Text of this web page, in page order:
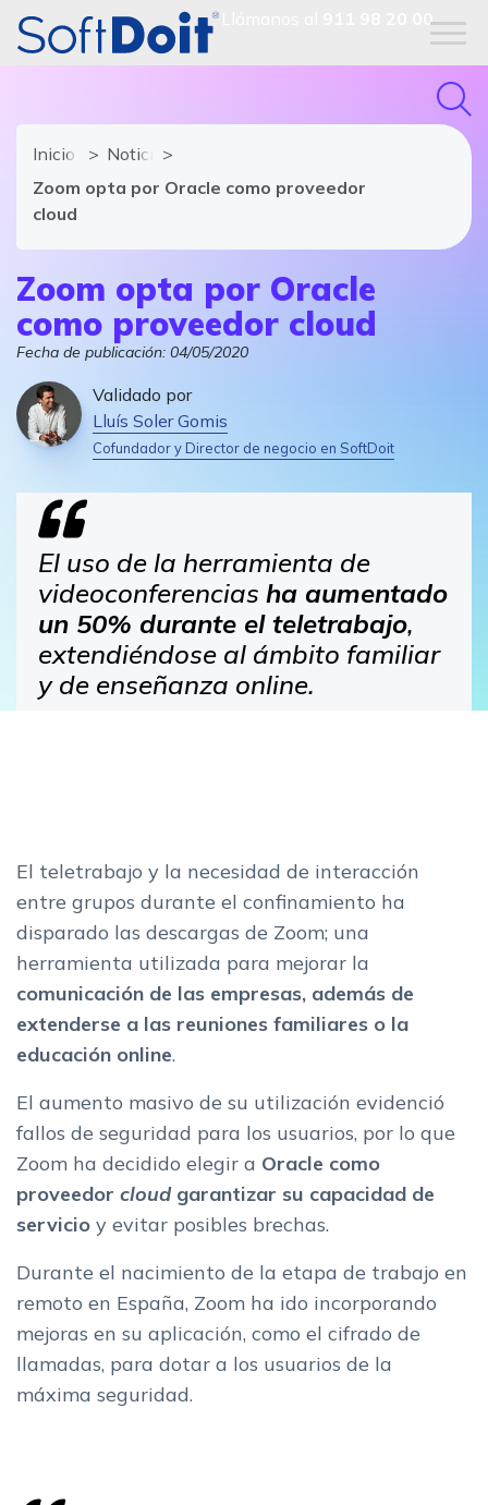
911 98 20 00
Inicio
Noticias de software y TIC
Zoom opta por Oracle como proveedor
cloud
Zoom opta por Oracle
como proveedor cloud
Fecha de publicación: 04/05/2020
Validado por
Lluís Soler Gomis
Cofundador y Director de negocio en SoftDoit
El uso de la herramienta de
videoconferencias ha aumentado
un 50% durante el teletrabajo,
extendiéndose al ámbito familiar
y de enseñanza online.
El teletrabajo y la necesidad de interacción
entre grupos durante el confinamiento ha
disparado las descargas de Zoom; una
herramienta utilizada para mejorar la
comunicación de las empresas, además de
extenderse a las reuniones familiares o la
educación online.
El aumento masivo de su utilización evidenció
fallos de seguridad para los usuarios, por lo que
Zoom ha decidido elegir a Oracle como
proveedor cloud garantizar su capacidad de
servicio y evitar posibles brechas.
Durante el nacimiento de la etapa de trabajo en
remoto en España, Zoom ha ido incorporando
mejoras en su aplicación, como el cifrado de
llamadas, para dotar a los usuarios de la
máxima seguridad.